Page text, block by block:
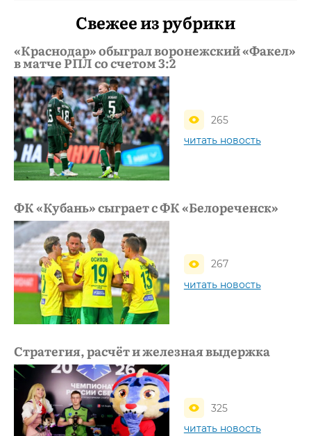
Свежее из рубрики
«Краснодар» обыграл воронежский «Факел»
в матче РПЛ со счетом 3:2
265
читать новость
ФК «Кубань» сыграет с ФК «Белореченск»
267
читать новость
Стратегия, расчёт и железная выдержка
325
читать новость